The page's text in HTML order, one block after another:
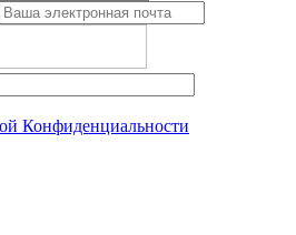
Конфиденциальности